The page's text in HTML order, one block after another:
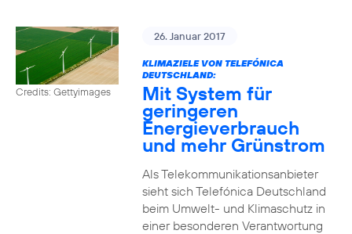
Credits: Gettyimages
26. Januar 2017
KLIMAZIELE VON TELEFÓNICA
DEUTSCHLAND:
Mit System für
geringeren
Energieverbrauch
und mehr Grünstrom
Als Telekommunikationsanbieter
sieht sich Telefónica Deutschland
beim Umwelt- und Klimaschutz in
einer besonderen Verantwortung